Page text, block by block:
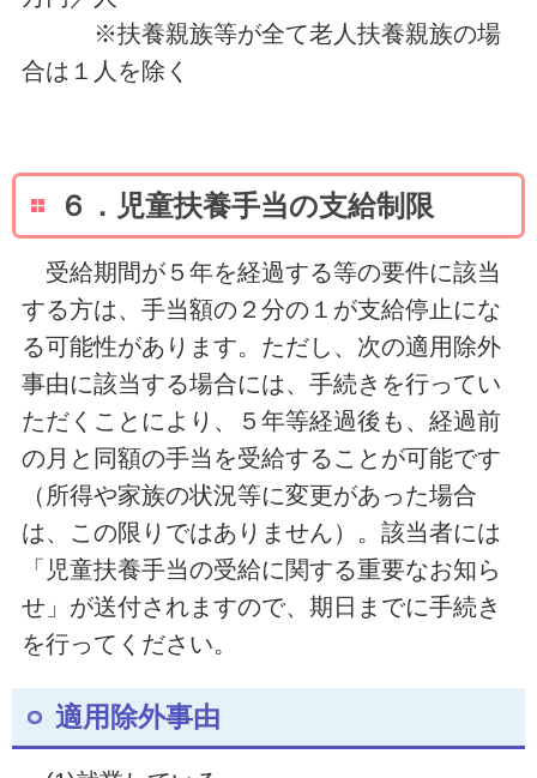
※扶養親族等が全て老人扶養親族の場
合は１人を除く
６．児童扶養手当の支給制限
受給期間が５年を経過する等の要件に該当
する方は、手当額の２分の１が支給停止にな
る可能性があります。ただし、次の適用除外
事由に該当する場合には、手続きを行ってい
ただくことにより、５年等経過後も、経過前
の月と同額の手当を受給することが可能です
（所得や家族の状況等に変更があった場合
は、この限りではありません）。該当者には
「児童扶養手当の受給に関する重要なお知ら
せ」が送付されますので、期日までに手続き
を行ってください。
適用除外事由